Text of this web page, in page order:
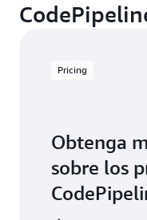
Pricing
Obtenga
sobre los